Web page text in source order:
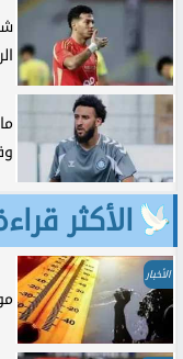
الأكثر
الأخبار